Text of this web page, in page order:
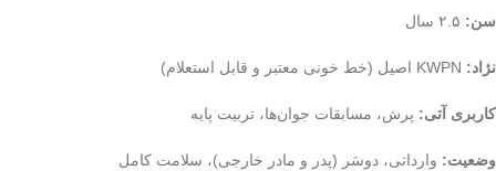
سن:
نژاد:
کاربری آتی: پرش، مسابقات جوان‌ها، تربیت پایه
وضعیت: وارداتی، دوسَر (پدر و مادر خارجی)، سلامت کامل